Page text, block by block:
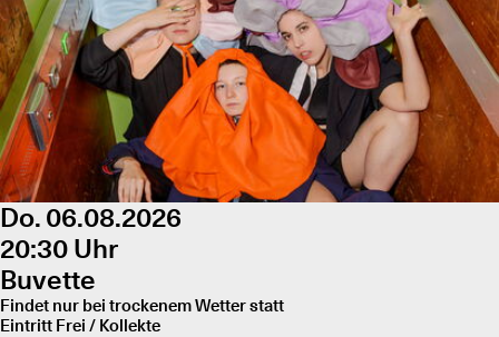
Do. 06.08.2026
20:30 Uhr
Buvette
Findet nur bei trockenem Wetter statt
Eintritt Frei / Kollekte